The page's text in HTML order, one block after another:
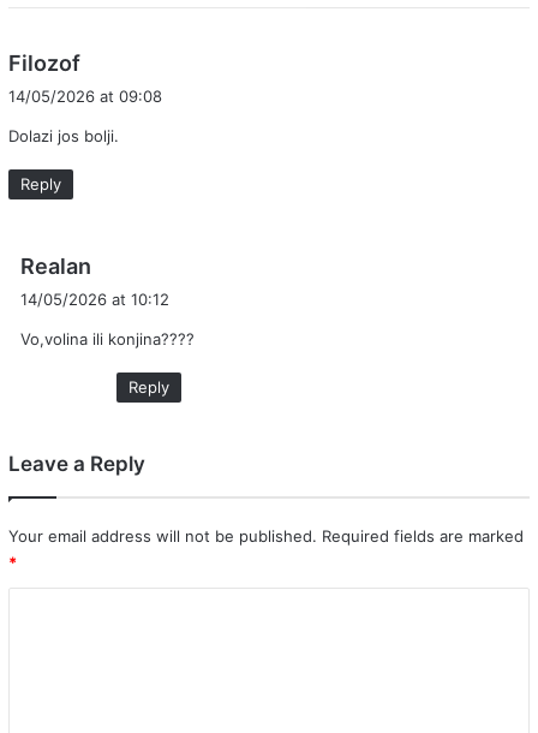
Filozof
s
14/05/2026 at 09:08
Dolazi jos bolji.
Reply
Realan
s
14/05/2026 at 10:12
Vo,volina ili konjina????
Reply
Leave a Reply
Your email address will not be published. Required fields are marked
*